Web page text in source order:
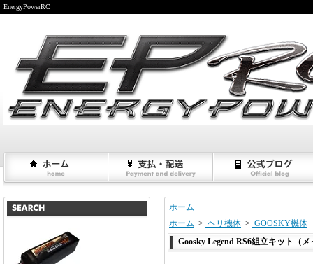
EnergyPowerRC
ホーム
ホーム > ヘリ機体 > GOOSKY機体
Goosky Legend RS6組立キット（